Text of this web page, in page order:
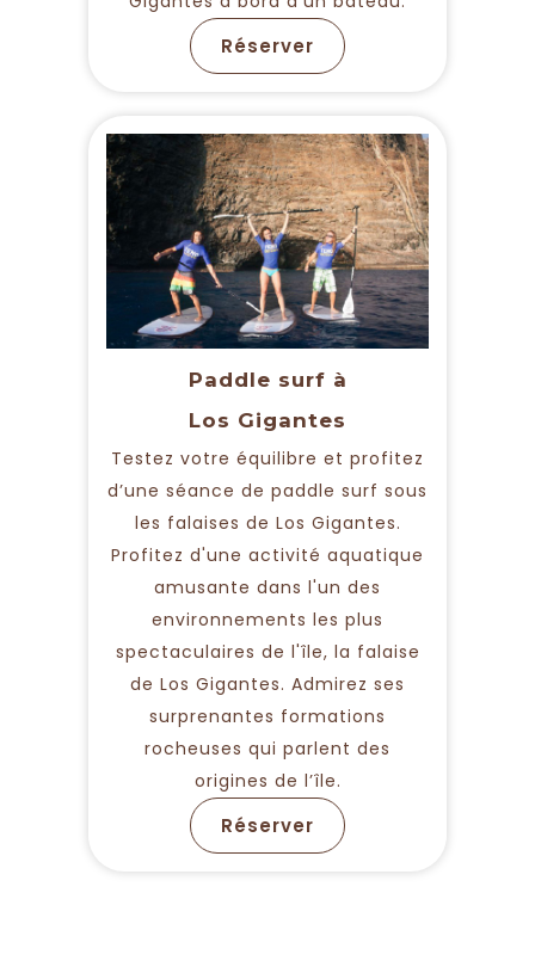
Réserver
Paddle surf à
Los Gigantes
Testez votre équilibre et profitez
d’une séance de paddle surf sous
les falaises de Los Gigantes.
Profitez d'une activité aquatique
amusante dans l'un des
environnements les plus
spectaculaires de l'île, la falaise
de Los Gigantes. Admirez ses
surprenantes formations
rocheuses qui parlent des
origines de l’île.
Réserver